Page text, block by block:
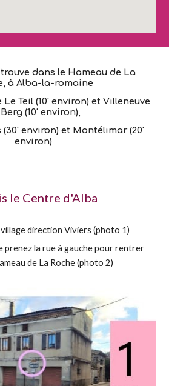
dans le Hameau de La
à Alba-la-romaine
Teil (10' environ) et Villeneuve
(10' environ),
(30' environ) et Montélimar (20'
environ)
le Centre d'Alba
direction Viviers (photo 1)
prenez la rue à gauche pour rentrer
de La Roche (photo 2)